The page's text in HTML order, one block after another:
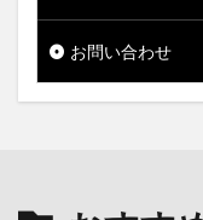
お問い合わせ